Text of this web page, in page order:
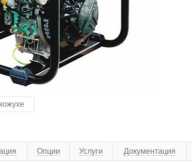
Опции Услуги Документация